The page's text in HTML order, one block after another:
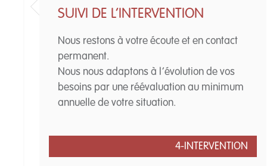
SUIVI DE L’INTERVENTION
Nous restons à votre écoute et en contact
permanent.
Nous nous adaptons à l’évolution de vos
besoins par une réévaluation au minimum
annuelle de votre situation.
4-INTERVENTION